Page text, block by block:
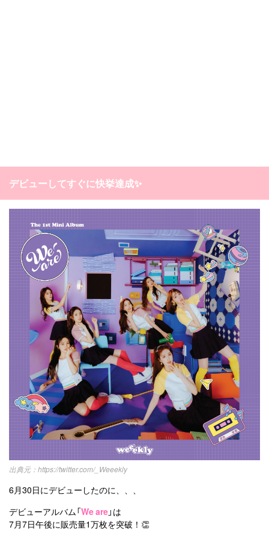
デビューしてすぐに快挙達成✨
https://twitter.com/_Weeekly
6月30日にデビューしたのに、、、
デビューアルバム「We are」は
7月7日午後に販売量1万枚を突破！👏